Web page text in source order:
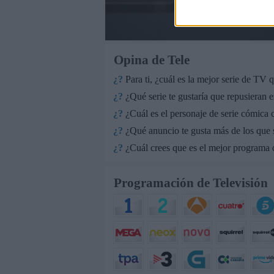
Opina de Tele
¿? Para ti, ¿cuál es la mejor serie de TV
¿? ¿Qué serie te gustaría que repusieran
¿? ¿Cuál es el personaje de serie cómica
¿? ¿Qué anuncio te gusta más de los
¿? ¿Cuál crees que es el mejor
Programación de Televisión